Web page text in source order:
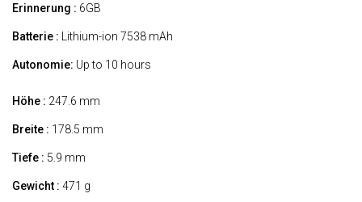
Erinnerung : 6GB
Batterie : Lithium-ion 7538 mAh
Autonomie: Up to 10 hours
Höhe : 247.6 mm
Breite : 178.5 mm
Tiefe : 5.9 mm
Gewicht : 471 g